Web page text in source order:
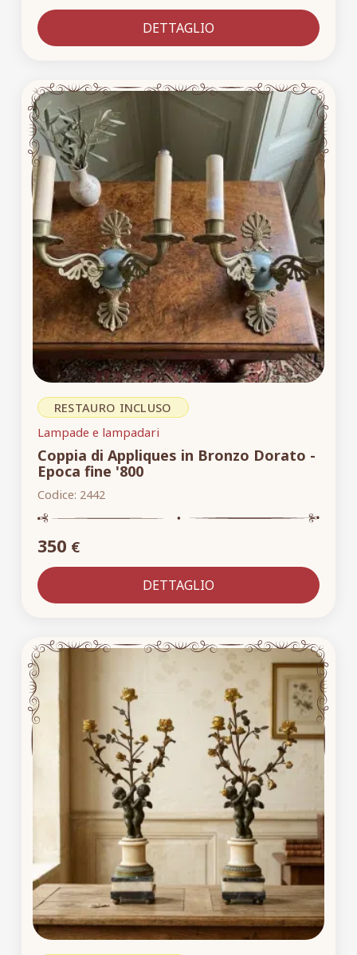
DETTAGLIO
RESTAURO INCLUSO
Lampade e lampadari
Coppia di Appliques in Bronzo Dorato -
Epoca fine '800
Codice: 2442
350 €
DETTAGLIO